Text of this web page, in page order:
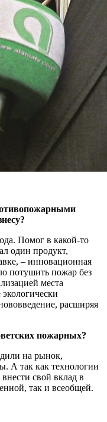
Помог в какой-то
один продукт,
– инновационная
потушить пожар без
места
расширяя
пожарных?
на рынок,
А так как технологии
свой вклад в
так и всеобщей.